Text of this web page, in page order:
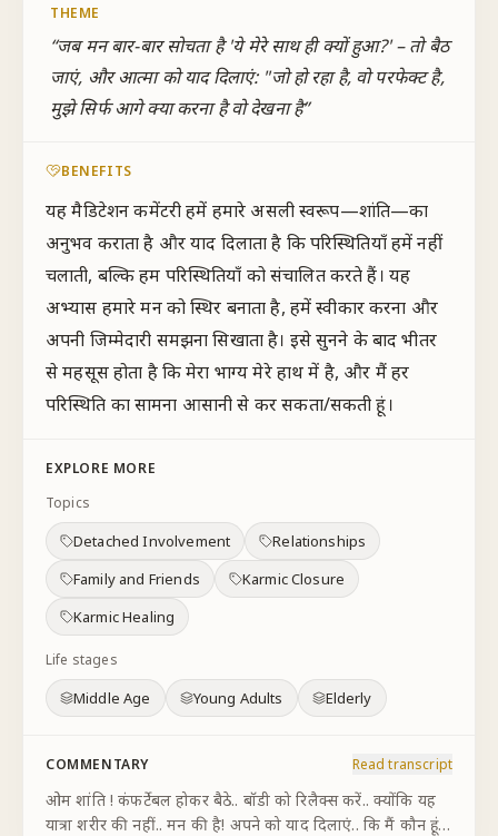
THEME
“जब मन बार-बार सोचता है 'ये मेरे साथ ही क्यों हुआ?' – तो बैठ
जाएं, और आत्मा को याद दिलाएं: "जो हो रहा है, वो परफेक्ट है,
मुझे सिर्फ आगे क्या करना है वो देखना है”
BENEFITS
यह मैडिटेशन कमेंटरी हमें हमारे असली स्वरूप—शांति—का
अनुभव कराता है और याद दिलाता है कि परिस्थितियाँ हमें नहीं
चलाती, बल्कि हम परिस्थितियाँ को संचालित करते हैं। यह
अभ्यास हमारे मन को स्थिर बनाता है, हमें स्वीकार करना और
अपनी जिम्मेदारी समझना सिखाता है। इसे सुनने के बाद भीतर
से महसूस होता है कि मेरा भाग्य मेरे हाथ में है, और मैं हर
परिस्थिति का सामना आसानी से कर सकता/सकती हूं।
EXPLORE MORE
Topics
Detached Involvement
Relationships
Family and Friends
Karmic Closure
Karmic Healing
Life stages
Middle Age Young Adults Elderly
COMMENTARY Read transcript
ओम शांति ! कंफर्टेबल होकर बैठे.. बॉडी को रिलैक्स करें.. क्योंकि यह
यात्रा शरीर की नहीं.. मन की है! अपने को याद दिलाएं.. कि मैं कौन हूं..